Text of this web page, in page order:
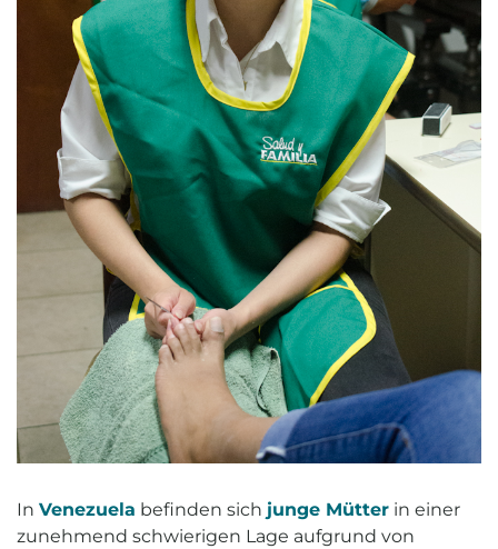
In Venezuela befinden sich junge Mütter in einer
zunehmend schwierigen Lage aufgrund von